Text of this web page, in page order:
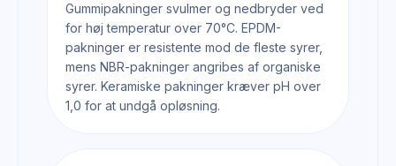
Gummipakninger svulmer og nedbryder ved
for høj temperatur over 70°C. EPDM-
pakninger er resistente mod de fleste syrer,
mens NBR-pakninger angribes af organiske
syrer. Keramiske pakninger kræver pH over
1,0 for at undgå opløsning.